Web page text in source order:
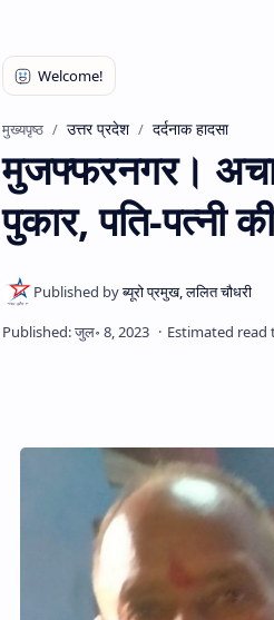
मुख्यपृष्ठ उत्तर प्रदेश दर्दनाक हादसा
मुजफ्फरनगर।
पुकार, पति-पत्नी